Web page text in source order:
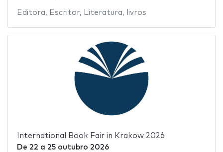
Editora, Escritor, Literatura, livros
International Book Fair in Krakow 2026
De 22 a 25 outubro 2026